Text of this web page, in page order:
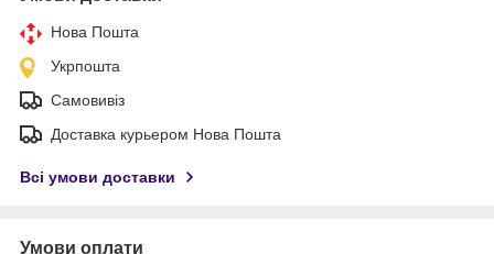
Нова Пошта
Укрпошта
Самовивіз
Доставка курьером Нова Пошта
Всі умови доставки
Умови оплати